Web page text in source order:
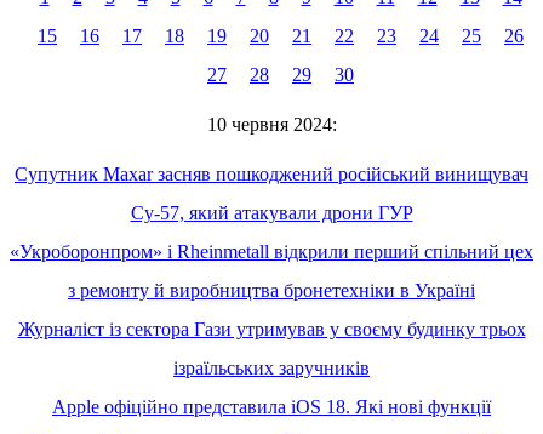
15
16 17 18 19 20 21 22 23 24 25
26
27
28 29 30
10 червня 2024:
Супутник Maxar засняв пошкоджений російський винищувач
Су-57, який атакували дрони ГУР
«Укроборонпром» і Rheinmetall відкрили перший спільний цех
з ремонту й виробництва бронетехніки в Україні
Журналіст із сектора Гази утримував у своєму будинку трьох
ізраїльських заручників
Apple офіційно представила iOS 18. Які нові функції